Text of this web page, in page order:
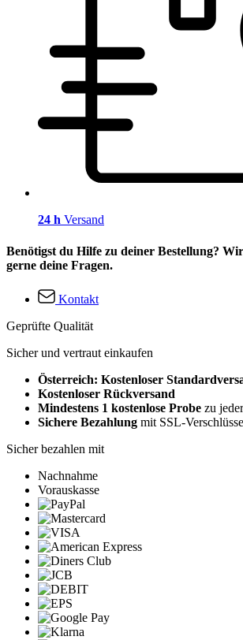
24 h Versand
Benötigst du Hilfe zu deiner Bestellung?
gerne deine Fragen.
Kontakt
Geprüfte Qualität
Sicher und vertraut einkaufen
Österreich: Kostenloser
Kostenloser Rückversand
Mindestens 1 kostenlose Probe zu
Sichere Bezahlung mit SSL-
Sicher bezahlen mit
Nachnahme
Vorauskasse